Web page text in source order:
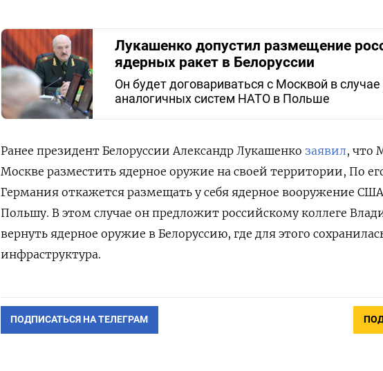
Лукашенко допустил размещение
ядерных ракет в Белоруссии
Он будет договариваться с Москвой в
аналогичных систем НАТО в Польше
Ранее президент Белоруссии Александр Лукашенко заявил, что
Москве разместить ядерное оружие на своей территории, По
Германия откажется размещать у себя ядерное вооружение
Польшу. В этом случае он предложит российскому коллеге
вернуть ядерное оружие в Белоруссию, где для этого
инфраструктура.
ПОДПИСАТЬСЯ НА ТЕЛЕГРАМ